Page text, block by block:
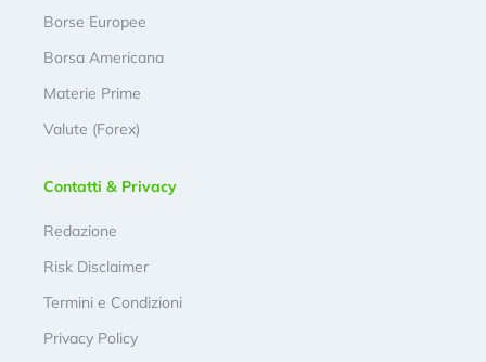
Borse Europee
Borsa Americana
Materie Prime
Valute (Forex)
Contatti & Privacy
Redazione
Risk Disclaimer
Termini e Condizioni
Privacy Policy